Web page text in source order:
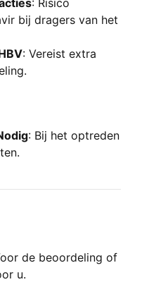
bij dragers van het
: Vereist extra
: Bij het optreden
de beoordeling of
u.